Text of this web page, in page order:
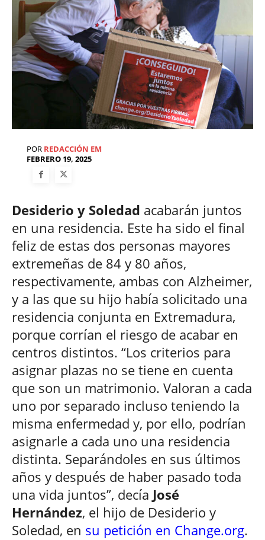
POR REDACCIÓN EM
FEBRERO 19, 2025
Desiderio y Soledad acabarán juntos
en una residencia. Este ha sido el final
feliz de estas dos personas mayores
extremeñas de 84 y 80 años,
respectivamente, ambas con Alzheimer,
y a las que su hijo había solicitado una
residencia conjunta en Extremadura,
porque corrían el riesgo de acabar en
centros distintos. “Los criterios para
asignar plazas no se tiene en cuenta
que son un matrimonio. Valoran a cada
uno por separado incluso teniendo la
misma enfermedad y, por ello, podrían
asignarle a cada uno una residencia
distinta. Separándoles en sus últimos
años y después de haber pasado toda
una vida juntos”, decía José
Hernández, el hijo de Desiderio y
Soledad, en su petición en Change.org.